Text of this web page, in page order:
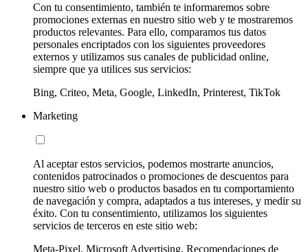
Con tu consentimiento, también te informaremos sobre
promociones externas en nuestro sitio web y te mostraremos
productos relevantes. Para ello, comparamos tus datos
personales encriptados con los siguientes proveedores
externos y utilizamos sus canales de publicidad online,
siempre que ya utilices sus servicios:
Bing, Criteo, Meta, Google, LinkedIn, Printerest, TikTok
Marketing
Al aceptar estos servicios, podemos mostrarte anuncios,
contenidos patrocinados o promociones de descuentos para
nuestro sitio web o productos basados en tu comportamiento
de navegación y compra, adaptados a tus intereses, y medir su
éxito. Con tu consentimiento, utilizamos los siguientes
servicios de terceros en este sitio web:
Meta-Pixel, Microsoft Advertising, Recomendaciones de